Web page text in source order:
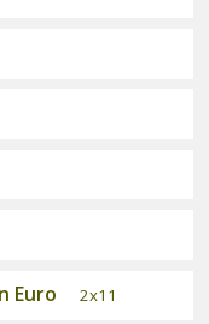
Euro 2x11